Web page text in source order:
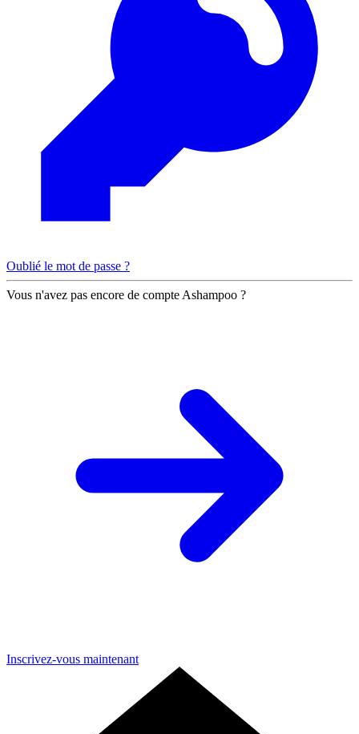
Oublié le mot de passe ?
Vous n'avez pas encore de compte Ashampoo ?
Inscrivez-vous maintenant